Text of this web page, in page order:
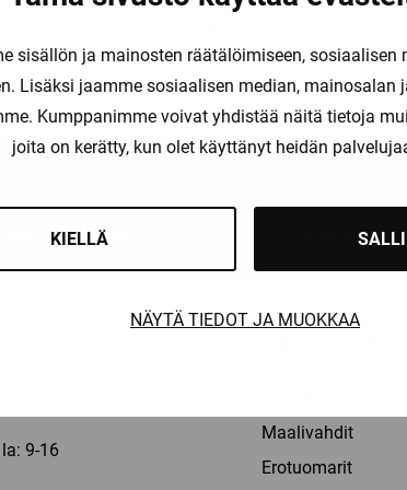
sisällön ja mainosten räätälöimiseen, sosiaalisen
Lisäksi jaamme sosiaalisen median, mainosalan
Kumppanimme voivat yhdistää näitä tietoja
joita on kerätty, kun olet käyttänyt heidän
KIELLÄ
NÄYTÄ TIEDOT JA MUOKKAA
maksutavat Nopeat
9-16
Maalivahdit
Erotuomarit